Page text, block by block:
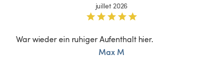
juillet 2026
War wieder ein ruhiger Aufenthalt hier.
Max M